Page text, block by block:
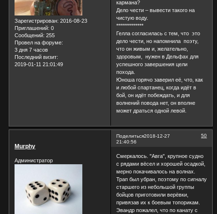
Зарегистрирован: 2016-08-23
Приглашений: 0
Сообщений: 255
Провел на форуме:
3 дня 7 часов
Последний визит:
2019-01-11 21:01:49
кармана?
Дело чести – вывести такого на
чистую воду.
**************
Гелла согласилась с тем, что это
дело чести, но напомнила поэту,
что он живым и, желательно,
здоровым, нужен в Дельфах для
успешного завершения цели
похода.
Юноша горячо заверил её, что, как
и любой спартанец, когда идёт в
бой, он идёт побеждать, и для
волнений повода нет, он вполне
может драться одной левой.
Поделиться 50
2018-12-27
21:40:56
Murphy
Администратор
Смеркалось. "Авга", крупное судно
с рядами вёсел и хорошей осадкой,
мерно покачивалось на волнах.
Трап был убран, поэтому по сигналу
старшего из небольшой группы
бойцов приготовили верёвки,
привязав их к боевым топорикам.
Эвандр пожалел, что по канату с